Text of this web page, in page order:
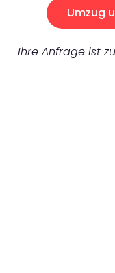
Umzug
Ihre Anfrage ist